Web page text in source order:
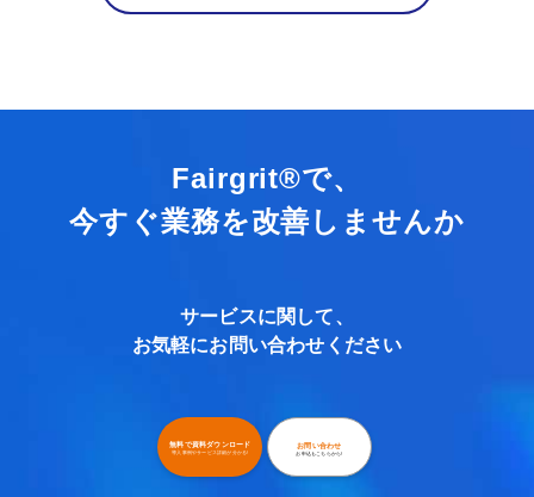
Fairgrit®で、
今すぐ業務を改善しませんか
サービスに関して、
お気軽にお問い合わせください
無料で資料ダウンロード
導入事例やサービス詳細が分かる!
お問い合わせ
お申込もこちらから!